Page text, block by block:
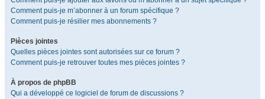
Comment puis-je m’abonner à un forum spécifique ?
Comment puis-je résilier mes abonnements ?
Pièces jointes
Quelles pièces jointes sont autorisées sur ce forum ?
Comment puis-je retrouver toutes mes pièces jointes ?
À propos de phpBB
Qui a développé ce logiciel de forum de discussions ?